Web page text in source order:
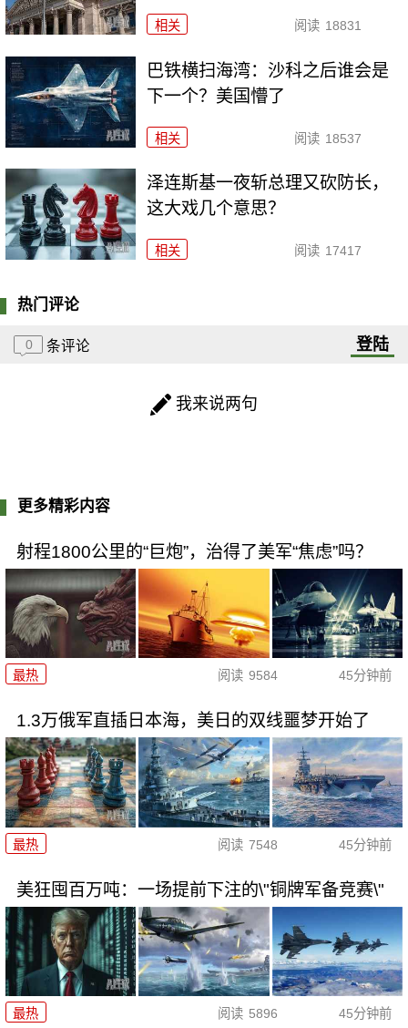
相关 阅读 18831
巴铁横扫海湾：沙科之后谁会是
下一个？美国懵了
相关 阅读 18537
泽连斯基一夜斩总理又砍防长，
这大戏几个意思？
相关 阅读 17417
热门评论
0 条评论 登陆
我来说两句
更多精彩内容
射程1800公里的“巨炮”，治得了美军“焦虑”吗？
最热 阅读 9584 45分钟前
1.3万俄军直插日本海，美日的双线噩梦开始了
最热 阅读 7548 45分钟前
美狂囤百万吨：一场提前下注的\"铜牌军备竞赛\"
最热 阅读 5896 45分钟前